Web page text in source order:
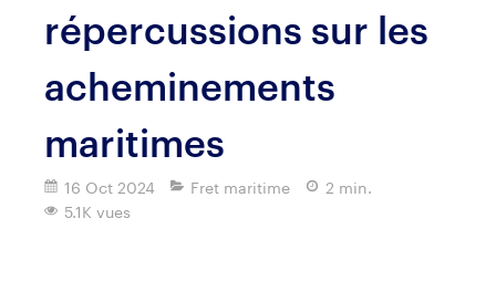
répercussions sur les
acheminements
maritimes
16 Oct 2024 Fret maritime
2 min.
5.1K vues